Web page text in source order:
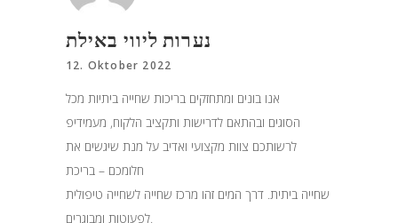
נערות ליווי באילת
12. Oktober 2022
אנו בונים ומתחזקים בריכות שחייה ביתיות מכל
הסוגים ובהתאם לדרישות ותקציב הלקוח, מעמידיפ
לרשותכם צוות מקצועי ואדיב על מנת שיגשים את
חלומכם – בריכת
שחייה ביתית. דרך המים זהו מרכז שחייה לשחייה טיפולית